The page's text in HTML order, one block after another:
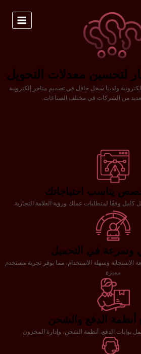
لتحسين معدلات التحويل
ولدينا سجل حافل في تصميم متاجر إلكترونية
من الشركات في مختلف الصناعات.
يناسب احتياجاتك
وفقًا لمتطلبات عملك ورؤية العلامة التجارية.
وسرعة في التحميل
وسهلة الاستخدام، مما يوفر تجربة مستخدم
مميزة
أنظمة الدفع والشحن
بوابات الدفع، أنظمة الشحن، وإدارة المخزون